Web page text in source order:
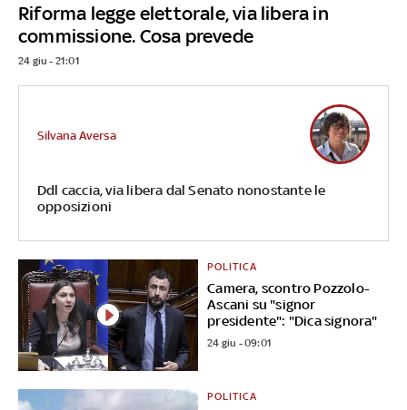
Riforma legge elettorale, via libera in
commissione. Cosa prevede
24 giu - 21:01
Ddl caccia, via libera dal Senato nonostante le
opposizioni
Silvana Aversa
Camera, scontro Pozzolo-
Ascani su "signor
presidente": "Dica signora"
POLITICA
24 giu - 09:01
POLITICA